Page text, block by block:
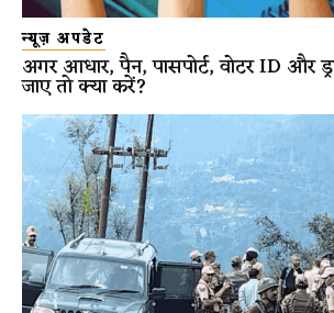
न्यूज़ अपडेट
अगर आधार, पैन, पासपोर्ट, वोटर ID और
जाए तो क्या करें?